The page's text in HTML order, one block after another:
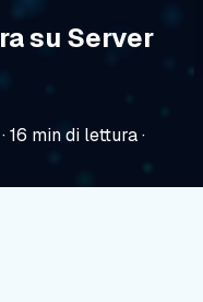
su Server
·16 min di lettura·